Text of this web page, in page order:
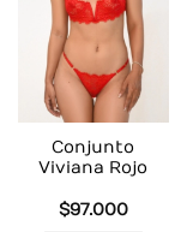
DE
DESEOS
Conjunto
Viviana Rojo
$97.000